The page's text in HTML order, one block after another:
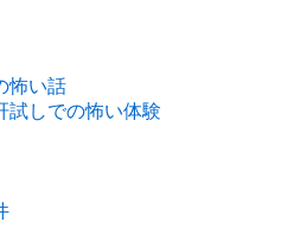
怖い話
試しでの怖い体験